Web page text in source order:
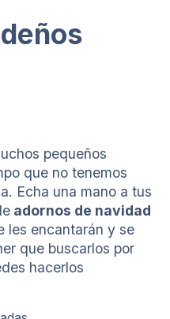
pequeños
que no tenemos
Echa una mano a tus
adornos de navidad
les encantarán y se
que buscarlos por
hacerlos